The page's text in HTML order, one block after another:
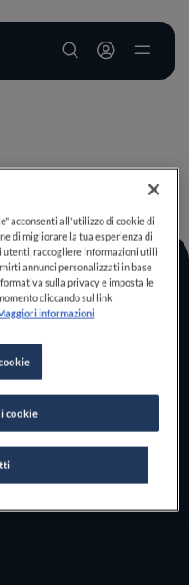
User account
vero
è in te
acconsenti all'utilizzo di cookie di
di migliorare la tua esperienza di
utenti, raccogliere informazioni utili
annunci personalizzati in base
sulla privacy e imposta le
cliccando sul link
informazioni
cookie